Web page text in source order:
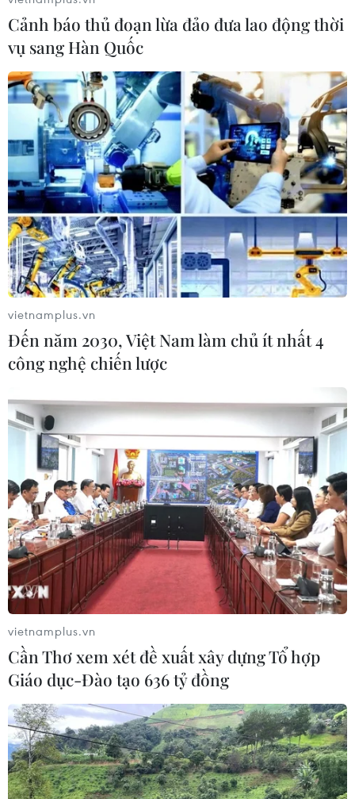
TIN CÙNG CHUYÊN MỤC
Cảnh báo thủ đoạn lừa đảo đưa lao động thời
vụ sang Hàn Quốc
vietnamplus.vn
Đến năm 2030, Việt Nam làm chủ ít nhất 4
công nghệ chiến lược
vietnamplus.vn
Cần Thơ xem xét đề xuất xây dựng Tổ hợp
Giáo dục-Đào tạo 636 tỷ đồng